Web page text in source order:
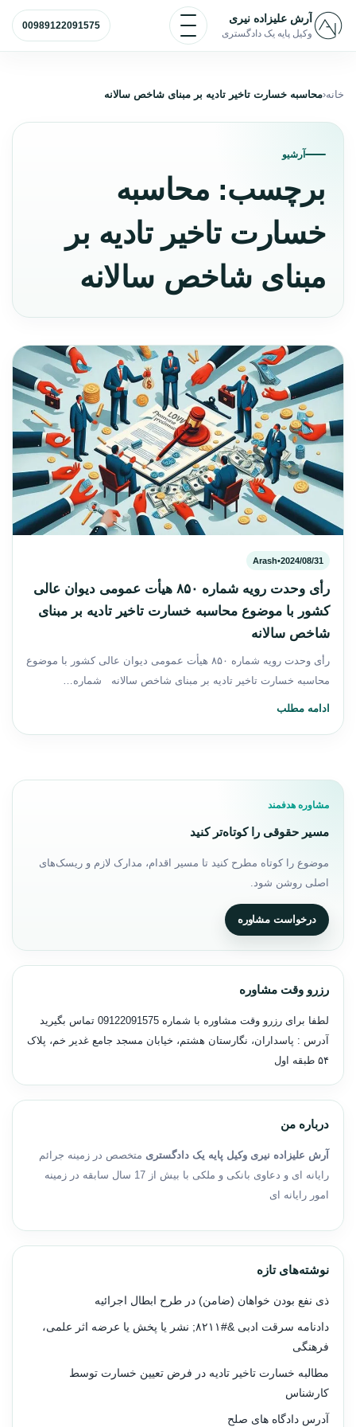
پرش به محتوا
آرش علیزاده نیری
وکیل پایه یک دادگستری
باز و بسته کردن منو
00989122091575
خانه محاسبه خسارت تاخیر تادیه بر مبنای شاخص سالانه
آرشیو
برچسب: محاسبه
خسارت تاخیر تادیه بر
مبنای شاخص سالانه
2024/08/31
•
Arash
رأی وحدت رویه شماره ۸۵۰ هیأت عمومی دیوان عالی
کشور با موضوع محاسبه خسارت تاخیر تادیه بر مبنای
شاخص سالانه
رأی وحدت رویه شماره ۸۵۰ هیأت عمومی دیوان عالی کشور با موضوع
محاسبه خسارت تاخیر تادیه بر مبنای شاخص سالانه شماره…
ادامه مطلب
مشاوره هدفمند
مسیر حقوقی را کوتاه‌تر کنید
موضوع را کوتاه مطرح کنید تا مسیر اقدام، مدارک لازم و ریسک‌های
اصلی روشن شود.
درخواست مشاوره
رزرو وقت مشاوره
لطفا برای رزرو وقت مشاوره با شماره 09122091575 تماس بگیرید
آدرس : پاسداران، نگارستان هشتم، خیابان مسجد جامع غدیر خم، پلاک
۵۴ طبقه اول
درباره من
آرش علیزاده نیری وکیل پایه یک دادگستری متخصص در زمینه جرائم
رایانه ای و دعاوی بانکی و ملکی با بیش از 17 سال سابقه در زمینه
امور رایانه ای
نوشته‌های تازه
ذی نفع بودن خواهان (ضامن) در طرح ابطال اجرائیه
دادنامه سرقت ادبی &#۸۲۱۱; نشر یا پخش یا عرضه اثر علمی،
فرهنگی
مطالبه خسارت تاخیر تادیه در فرض تعیین خسارت توسط
کارشناس
آدرس دادگاه های صلح